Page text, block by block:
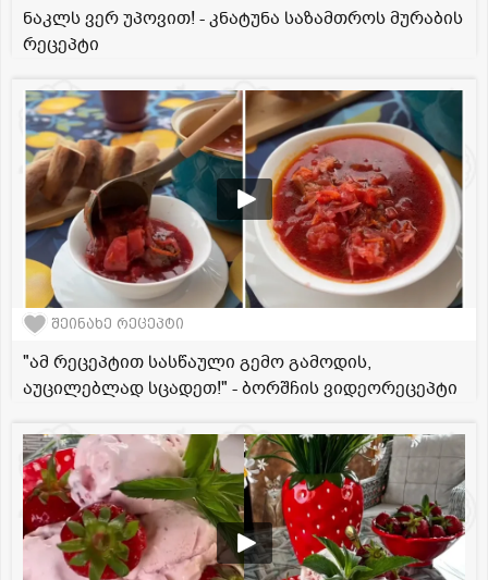
ნაკლს ვერ უპოვით! - კნატუნა საზამთროს მურაბის
რეცეპტი
შეინახე რეცეპტი
"ამ რეცეპტით სასწაული გემო გამოდის,
აუცილებლად სცადეთ!" - ბორშჩის ვიდეორეცეპტი